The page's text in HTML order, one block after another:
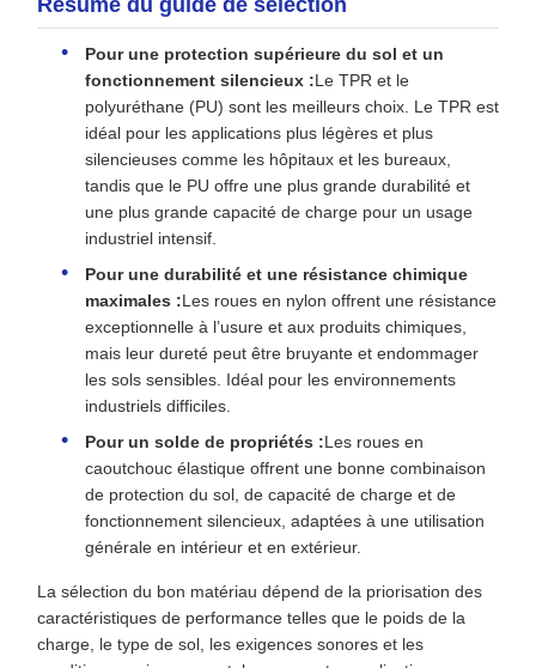
Résumé du guide de sélection
Pour une protection supérieure du sol et un
fonctionnement silencieux :Le TPR et le
polyuréthane (PU) sont les meilleurs choix. Le TPR est
idéal pour les applications plus légères et plus
silencieuses comme les hôpitaux et les bureaux,
tandis que le PU offre une plus grande durabilité et
une plus grande capacité de charge pour un usage
industriel intensif.
Pour une durabilité et une résistance chimique
maximales :Les roues en nylon offrent une résistance
exceptionnelle à l’usure et aux produits chimiques,
mais leur dureté peut être bruyante et endommager
les sols sensibles. Idéal pour les environnements
industriels difficiles.
Pour un solde de propriétés :Les roues en
caoutchouc élastique offrent une bonne combinaison
de protection du sol, de capacité de charge et de
fonctionnement silencieux, adaptées à une utilisation
générale en intérieur et en extérieur.
La sélection du bon matériau dépend de la priorisation des
caractéristiques de performance telles que le poids de la
charge, le type de sol, les exigences sonores et les